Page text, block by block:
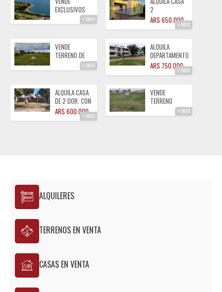
EXCLUSIVOS
LOTES FRENTE
LAGO PIEDRAS
ALMAFUERTE
CBA
+ INFO
2
DORMITORIOS
B° TIERRAS
ALMAFUERTE
AR$ 650.000+ INFO
VENDE
TERRENO DE
TIERRAS DEL
ALMAFUERTE
+ INFO
ALQUILA
DEPARTAMENTO
COMPLEJO
CASONAS DEL
ALMAFUERTE
AR$ 750.000+ INFO
ALQUILA CASA
DE 2 DOR. CON
GAS NATURAL
ALMAFUERTE
AR$ 600.000+ INFO
VENDE
TERRENO
SOBRE CALLE
CORDOBA
+ INFO
ALQUILERES
TERRENOS EN VENTA
CASAS EN VENTA